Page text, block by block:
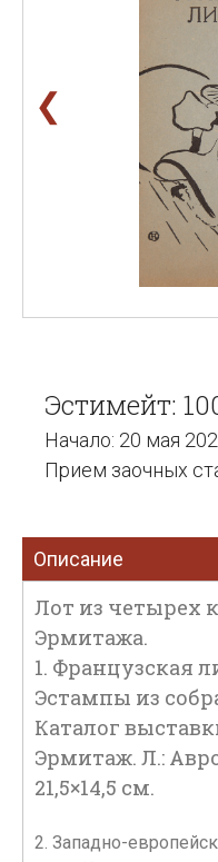
❮
Эстимейт:
Начало: 20 мая
Прием заочных
Описание
Лот из четырех
Эрмитажа.
1. Французская
Эстампы из
Каталог
Эрмитаж. Л.:
21,5×14,5 см.
2. Западно-